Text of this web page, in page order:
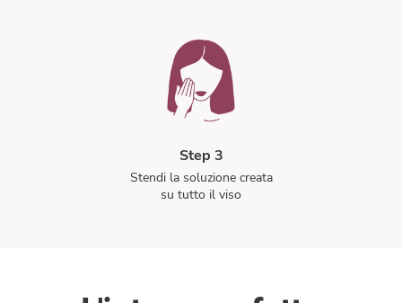
Step 3
Stendi la soluzione creata
su tutto il viso